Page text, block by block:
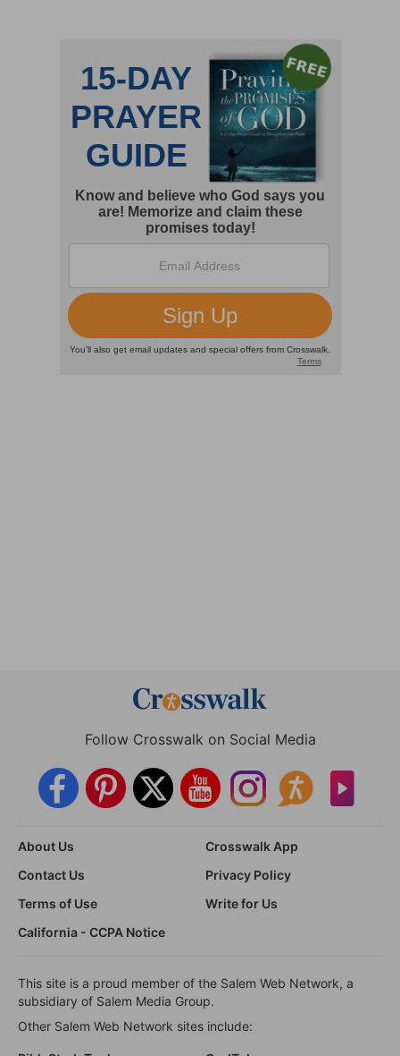
Follow Crosswalk on Social Media
About Us
Crosswalk App
Contact Us
Privacy Policy
Terms of Use
Write for Us
California - CCPA Notice
This site is a proud member of the Salem Web Network, a
subsidiary of Salem Media Group.
Other Salem Web Network sites include: